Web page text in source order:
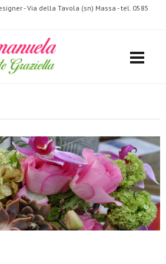
- Via della Tavola (sn) Massa - tel. 0585